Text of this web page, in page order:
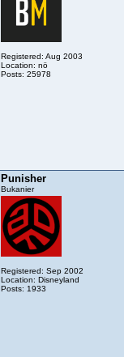
Registered: Aug 2003
Location: nö
Posts: 25978
Punisher
Bukanier
Registered: Sep 2002
Location: Disneyland
Posts: 1933